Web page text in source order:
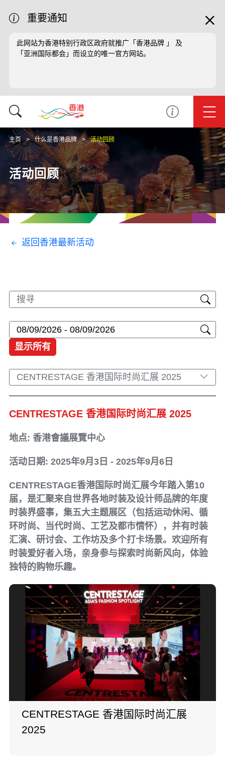
重要通知
此网站为香港特别行政区政府就推广「香港品牌 」 及
「亚洲国际都会」而设立的唯一官方网站。
主页 什么是香港品牌 活动回顾
活动回顾
返回香港最新活动
显示所有
CENTRESTAGE 香港国际时尚汇展 2025
CENTRESTAGE 香港国际时尚汇展 2025
地点: 香港會議展覽中心
活动日期: 2025年9月3日 - 2025年9月6日
CENTRESTAGE香港国际时尚汇展今年踏入第10
届，是汇聚来自世界各地时装及设计师品牌的年度
时装界盛事，集五大主题展区（包括运动休闲、循
环时尚、当代时尚、工艺及都市情怀），并有时装
汇演、研讨会、工作坊及多个打卡场景。欢迎所有
时装爱好者入场，亲身参与探索时尚新风向，体验
独特的购物乐趣。
CENTRESTAGE 香港国际时尚汇展
2025